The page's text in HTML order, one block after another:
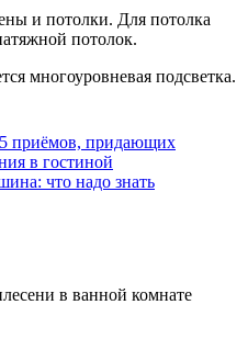
и потолки. Для потолка
потолок.
многоуровневая подсветка.
5 приёмов, придающих
в гостиной
что надо знать